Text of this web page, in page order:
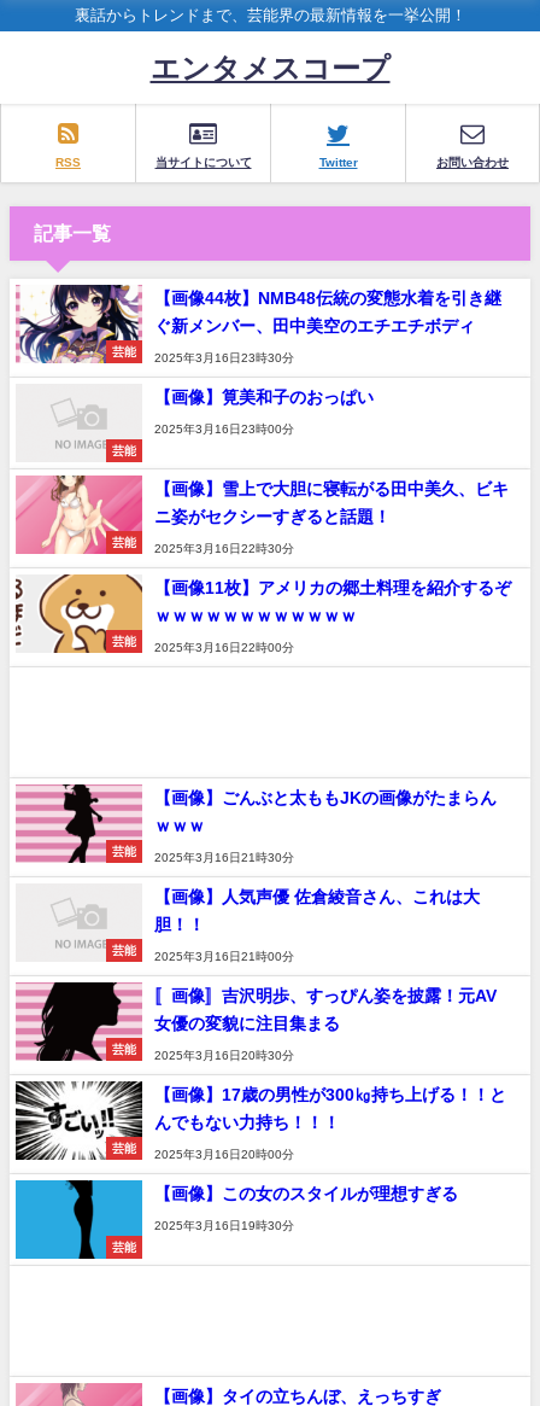
裏話からトレンドまで、芸能界の最新情報を一挙公開！
エンタメスコープ
RSS 当サイトについて Twitter お問い合わせ
記事一覧
芸能
【画像44枚】NMB48伝統の変態水着を引き継
ぐ新メンバー、田中美空のエチエチボディ
2025年3月16日23時30分
芸能
【画像】筧美和子のおっぱい
2025年3月16日23時00分
芸能
【画像】雪上で大胆に寝転がる田中美久、ビキ
ニ姿がセクシーすぎると話題！
2025年3月16日22時30分
芸能
【画像11枚】アメリカの郷土料理を紹介するぞ
ｗｗｗｗｗｗｗｗｗｗｗｗ
2025年3月16日22時00分
芸能
【画像】ごんぶと太ももJKの画像がたまらん
ｗｗｗ
2025年3月16日21時30分
芸能
【画像】人気声優 佐倉綾音さん、これは大
胆！！
2025年3月16日21時00分
芸能
〚画像〛吉沢明歩、すっぴん姿を披露！元AV
女優の変貌に注目集まる
2025年3月16日20時30分
芸能
【画像】17歳の男性が300㎏持ち上げる！！と
んでもない力持ち！！！
2025年3月16日20時00分
芸能
【画像】この女のスタイルが理想すぎる
2025年3月16日19時30分
【画像】タイの立ちんぼ、えっちすぎ